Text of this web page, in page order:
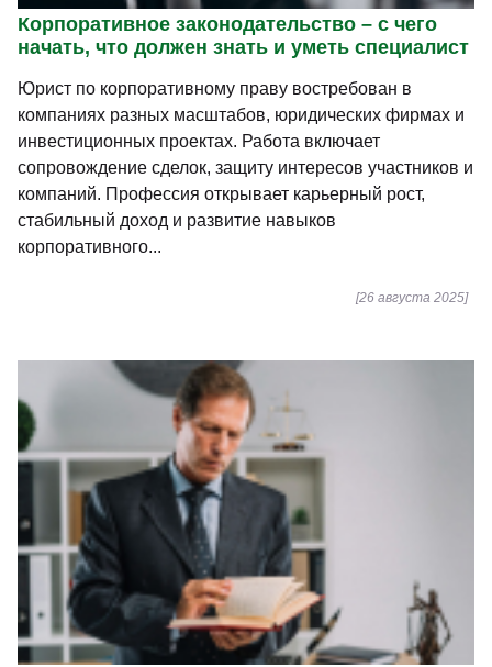
Корпоративное законодательство – с чего
начать, что должен знать и уметь специалист
Юрист по корпоративному праву востребован в
компаниях разных масштабов, юридических фирмах и
инвестиционных проектах. Работа включает
сопровождение сделок, защиту интересов участников и
компаний. Профессия открывает карьерный рост,
стабильный доход и развитие навыков
корпоративного...
[26 августа 2025]